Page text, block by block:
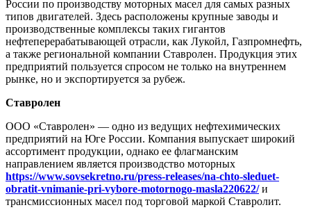
России по производству моторных масел для самых разных
типов двигателей. Здесь расположены крупные заводы и
производственные комплексы таких гигантов
нефтеперерабатывающей отрасли, как Лукойл, Газпромнефть,
а также региональной компании Ставролен. Продукция этих
предприятий пользуется спросом не только на внутреннем
рынке, но и экспортируется за рубеж.
Ставролен
ООО «Ставролен» — одно из ведущих нефтехимических
предприятий на Юге России. Компания выпускает широкий
ассортимент продукции, однако ее флагманским
направлением является производство моторных
https://www.sovsekretno.ru/press-releases/na-chto-sleduet-
obratit-vnimanie-pri-vybore-motornogo-masla220622/и
трансмиссионных масел под торговой маркой Ставролит.